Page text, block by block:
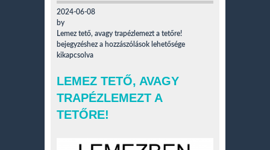
2024-06-08
by
Lemez tető, avagy trapézlemezt a tetőre!
bejegyzéshez a hozzászólások lehetősége
kikapcsolva
LEMEZ TETŐ, AVAGY
TRAPÉZLEMEZT A
TETŐRE!